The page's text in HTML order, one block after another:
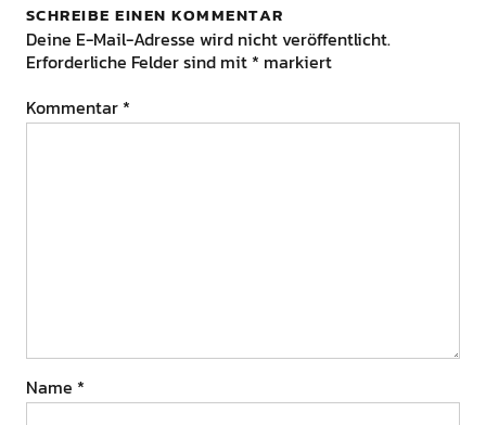
SCHREIBE EINEN KOMMENTAR
Deine E-Mail-Adresse wird nicht veröffentlicht.
Erforderliche Felder sind mit * markiert
Kommentar *
Name *